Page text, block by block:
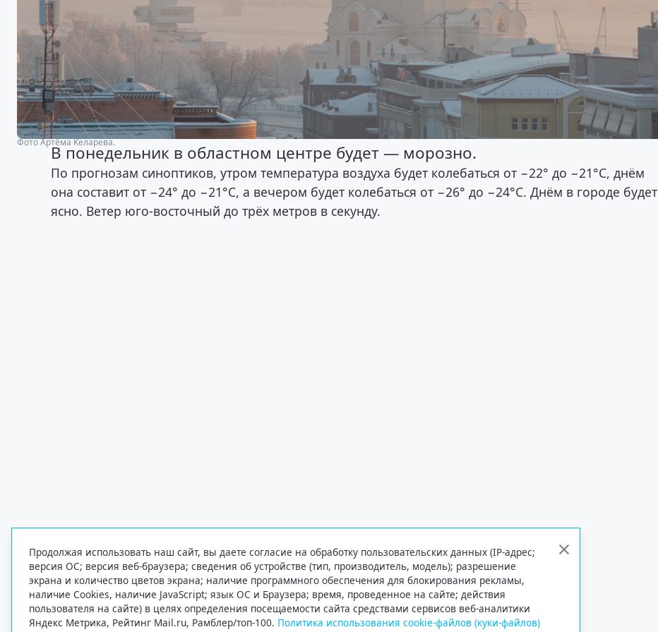
Фото Артёма Келарева.
В понедельник в областном центре будет — морозно.
По прогнозам синоптиков, утром температура воздуха будет колебаться от −22° до −21°С, днём
она составит от −24° до −21°С, а вечером будет колебаться от −26° до −24°С. Днём в городе будет
ясно. Ветер юго-восточный до трёх метров в секунду.
Продолжая использовать наш сайт, вы даете согласие на обработку пользовательских данных (IP-адрес;
версия ОС; версия веб-браузера; сведения об устройстве (тип, производитель, модель); разрешение
экрана и количество цветов экрана; наличие программного обеспечения для блокирования рекламы,
наличие Cookies, наличие JavaScript; язык ОС и Браузера; время, проведенное на сайте; действия
пользователя на сайте) в целях определения посещаемости сайта средствами сервисов веб-аналитики
Яндекс Метрика, Рейтинг Mail.ru, Рамблер/топ-100. Политика использования cookie-файлов (куки-файлов)